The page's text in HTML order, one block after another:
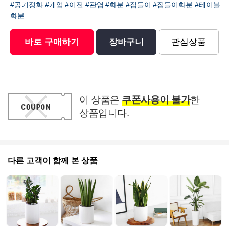
#공기정화 #개업 #이전 #관엽 #화분 #집들이 #집들이화분 #테이블
화분
바로 구매하기 장바구니 관심상품
이 상품은 쿠폰사용이 불가한
상품입니다.
다른 고객이 함께 본 상품